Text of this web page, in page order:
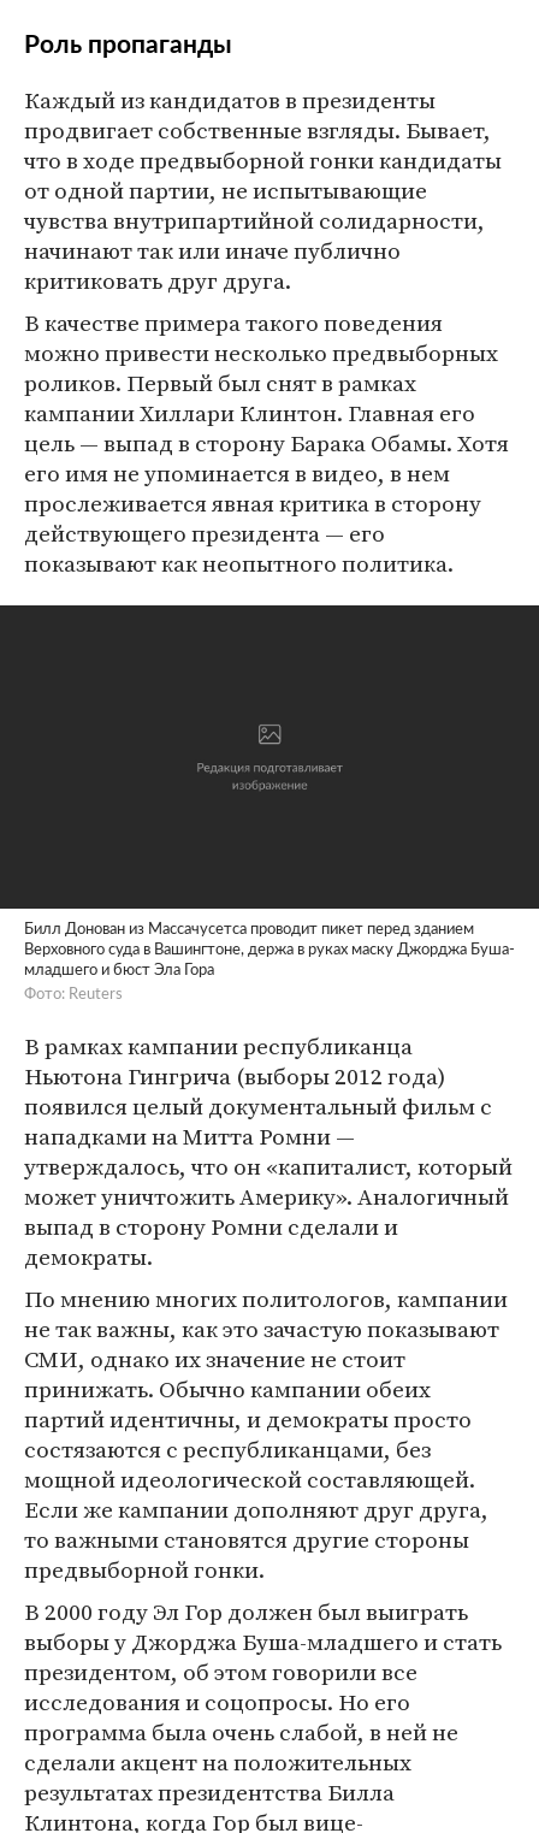
Роль пропаганды
Каждый из кандидатов в президенты
продвигает собственные взгляды. Бывает,
что в ходе предвыборной гонки кандидаты
от одной партии, не испытывающие
чувства внутрипартийной солидарности,
начинают так или иначе публично
критиковать друг друга.
В качестве примера такого поведения
можно привести несколько предвыборных
роликов. Первый был снят в рамках
кампании Хиллари Клинтон. Главная его
цель — выпад в сторону Барака Обамы. Хотя
его имя не упоминается в видео, в нем
прослеживается явная критика в сторону
действующего президента — его
показывают как неопытного политика.
Билл Донован из Массачусетса проводит пикет перед зданием
Верховного суда в Вашингтоне, держа в руках маску Джорджа Буша-
младшего и бюст Эла Гора
Фото: Reuters
В рамках кампании республиканца
Ньютона Гингрича (выборы 2012 года)
появился целый документальный фильм с
нападками на Митта Ромни —
утверждалось, что он «капиталист, который
может уничтожить Америку». Аналогичный
выпад в сторону Ромни сделали и
демократы.
По мнению многих политологов, кампании
не так важны, как это зачастую показывают
СМИ, однако их значение не стоит
принижать. Обычно кампании обеих
партий идентичны, и демократы просто
состязаются с республиканцами, без
мощной идеологической составляющей.
Если же кампании дополняют друг друга,
то важными становятся другие стороны
предвыборной гонки.
В 2000 году Эл Гор должен был выиграть
выборы у Джорджа Буша-младшего и стать
президентом, об этом говорили все
исследования и соцопросы. Но его
программа была очень слабой, в ней не
сделали акцент на положительных
результатах президентства Билла
Клинтона, когда Гор был вице-